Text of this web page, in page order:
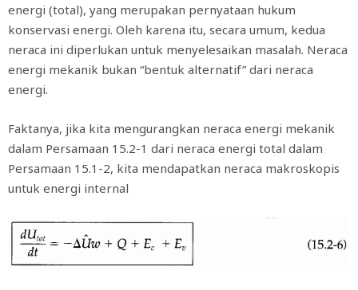
energi (total), yang merupakan pernyataan hukum
konservasi energi. Oleh karena itu, secara umum, kedua
neraca ini diperlukan untuk menyelesaikan masalah. Neraca
energi mekanik bukan “bentuk alternatif” dari neraca
energi.
Faktanya, jika kita mengurangkan neraca energi mekanik
dalam Persamaan 15.2-1 dari neraca energi total dalam
Persamaan 15.1-2, kita mendapatkan neraca makroskopis
untuk energi internal